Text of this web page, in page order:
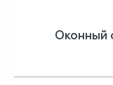
Оконный